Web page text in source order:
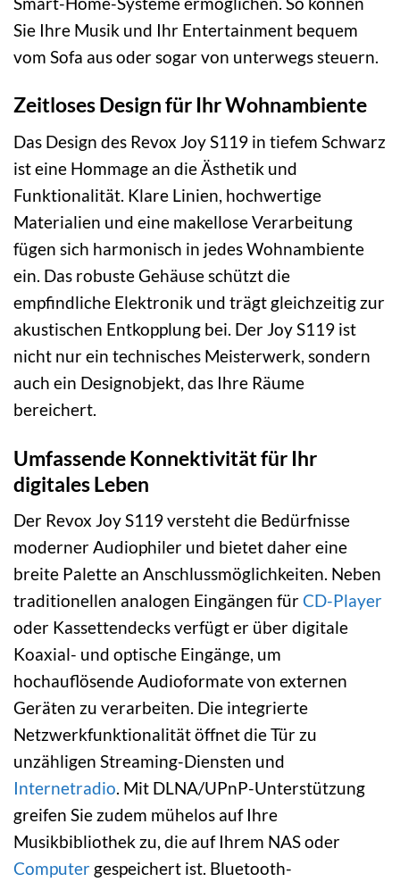
Sie Ihre Musik und Ihr Entertainment bequem
vom Sofa aus oder sogar von unterwegs steuern.
Zeitloses Design für Ihr Wohnambiente
Das Design des Revox Joy S119 in tiefem Schwarz
ist eine Hommage an die Ästhetik und
Funktionalität. Klare Linien, hochwertige
Materialien und eine makellose Verarbeitung
fügen sich harmonisch in jedes Wohnambiente
ein. Das robuste Gehäuse schützt die
empfindliche Elektronik und trägt gleichzeitig zur
akustischen Entkopplung bei. Der Joy S119 ist
nicht nur ein technisches Meisterwerk, sondern
auch ein Designobjekt, das Ihre Räume
bereichert.
Umfassende Konnektivität für Ihr
digitales Leben
Der Revox Joy S119 versteht die Bedürfnisse
moderner Audiophiler und bietet daher eine
breite Palette an Anschlussmöglichkeiten. Neben
traditionellen analogen Eingängen fürCD-Player
oder Kassettendecks verfügt er über digitale
Koaxial- und optische Eingänge, um
hochauflösende Audioformate von externen
Geräten zu verarbeiten. Die integrierte
Netzwerkfunktionalität öffnet die Tür zu
unzähligen Streaming-Diensten und
Internetradio. Mit DLNA/UPnP-Unterstützung
greifen Sie zudem mühelos auf Ihre
Musikbibliothek zu, die auf Ihrem NAS oder
Computer gespeichert ist. Bluetooth-